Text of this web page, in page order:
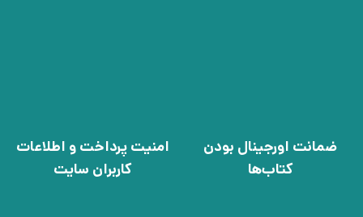
ضمانت اورجینال بودن
کتاب‌ها
امنیت پرداخت و اطلاعات
کاربران سایت